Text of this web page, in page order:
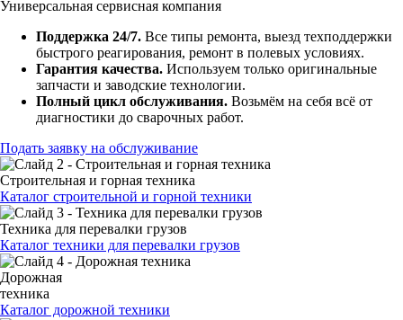
Универсальная сервисная компания
Поддержка 24/7. Все типы ремонта, выезд техподдержки
быстрого реагирования, ремонт в полевых условиях.
Гарантия качества. Используем только оригинальные
запчасти и заводские технологии.
Полный цикл обслуживания. Возьмём на себя всё от
диагностики до сварочных работ.
Подать заявку на обслуживание
Строительная и горная техника
Каталог строительной и горной техники
Техника для перевалки грузов
Каталог техники для перевалки грузов
Дорожная
техника
Каталог дорожной техники